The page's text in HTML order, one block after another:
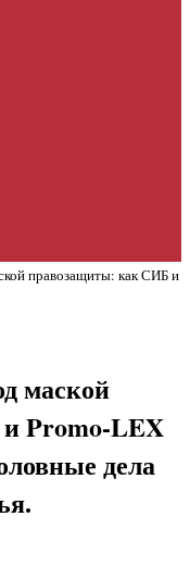
правозащиты: как СИБ и
маской
Promo-LEX
дела